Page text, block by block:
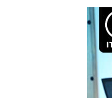
تأسيس
شركة
المنطقة
لمطار
الشارقة